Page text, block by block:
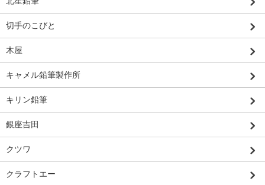
切手のこびと
木屋
キャメル鉛筆製作所
キリン鉛筆
銀座吉田
クツワ
クラフトエー